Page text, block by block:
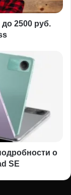
2500 руб.
о
SE